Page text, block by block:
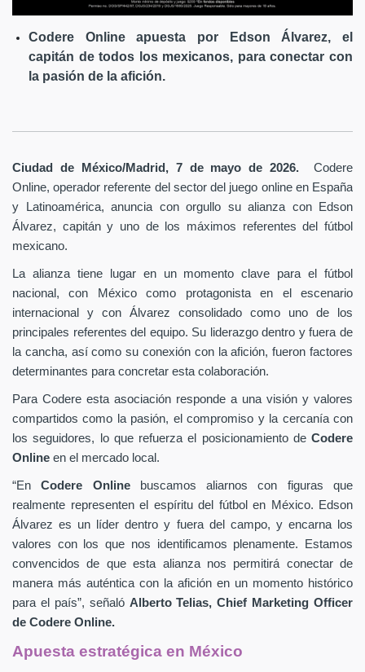
Codere Online apuesta por Edson Álvarez, el
capitán de todos los mexicanos, para conectar con
la pasión de la afición.
Ciudad de México/Madrid, 7 de mayo de 2026. Codere
Online, operador referente del sector del juego online en España
y Latinoamérica, anuncia con orgullo su alianza con Edson
Álvarez, capitán y uno de los máximos referentes del fútbol
mexicano.
La alianza tiene lugar en un momento clave para el fútbol
nacional, con México como protagonista en el escenario
internacional y con Álvarez consolidado como uno de los
principales referentes del equipo. Su liderazgo dentro y fuera de
la cancha, así como su conexión con la afición, fueron factores
determinantes para concretar esta colaboración.
Para Codere esta asociación responde a una visión y valores
compartidos como la pasión, el compromiso y la cercanía con
los seguidores, lo que refuerza el posicionamiento de Codere
Online en el mercado local.
“EnCodere Onlinebuscamos aliarnos con figuras que
realmente representen el espíritu del fútbol en México. Edson
Álvarez es un líder dentro y fuera del campo, y encarna los
valores con los que nos identificamos plenamente. Estamos
convencidos de que esta alianza nos permitirá conectar de
manera más auténtica con la afición en un momento histórico
para el país”, señaló Alberto Telias,Chief Marketing Officer
de Codere Online.
Apuesta estratégica en México